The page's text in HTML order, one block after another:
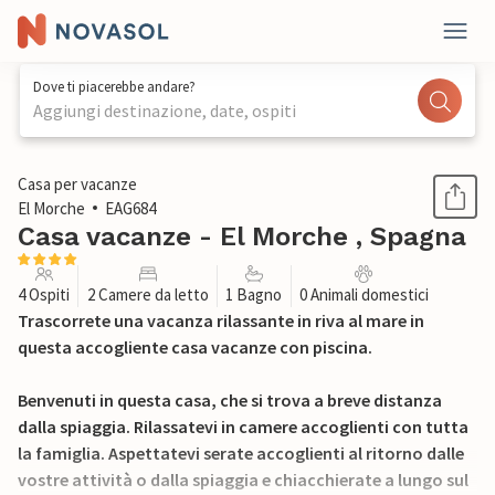
Dove ti piacerebbe andare?
Aggiungi destinazione, date, ospiti
1 / 23
Casa per vacanze
El Morche
EAG684
Casa vacanze - El Morche , Spagna
4 Ospiti 2 Camere da letto 1 Bagno 0 Animali domestici
Trascorrete una vacanza rilassante in riva al mare in
questa accogliente casa vacanze con piscina.
Benvenuti in questa casa, che si trova a breve distanza
dalla spiaggia. Rilassatevi in camere accoglienti con tutta
la famiglia. Aspettatevi serate accoglienti al ritorno dalle
vostre attività o dalla spiaggia e chiacchierate a lungo sul